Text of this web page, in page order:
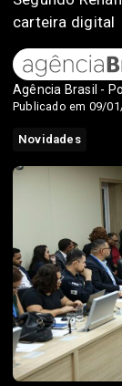
carteira digital
Agência Brasil -
Publicado em 09/
Novidades